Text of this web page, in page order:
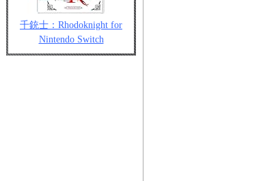
千銃士：Rhodoknight for
Nintendo Switch